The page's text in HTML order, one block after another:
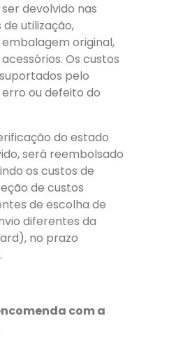
devolvido nas
utilização,
original,
Os custos
pelo
ou defeito do
do estado
será reembolsado
os custos de
de custos
de escolha de
diferentes da
no prazo
com a